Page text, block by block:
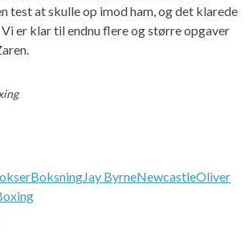
test at skulle op imod ham, og det klarede
er klar til endnu flere og større opgaver
BoksningJay ByrneNewcastleOliver